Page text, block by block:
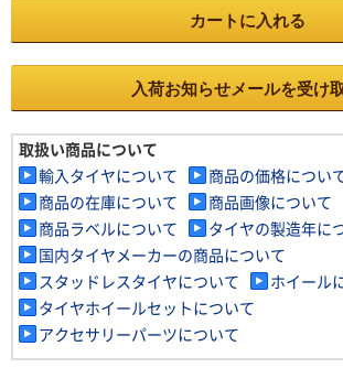
カートに入れる
入荷お知らせメールを受け
取扱い商品について
輸入タイヤについて
商品の価格につい
商品の在庫について
商品画像について
商品ラベルについて
タイヤの製造年に
国内タイヤメーカーの商品について
スタッドレスタイヤについて
ホイール
タイヤホイールセットについて
アクセサリーパーツについて